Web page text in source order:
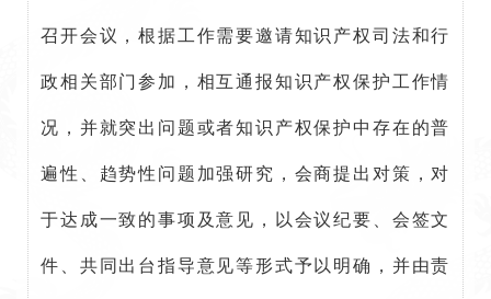
召开会议，根据工作需要邀请知识产权司法和行
政相关部门参加，相互通报知识产权保护工作情
况，并就突出问题或者知识产权保护中存在的普
遍性、趋势性问题加强研究，会商提出对策，对
于达成一致的事项及意见，以会议纪要、会签文
件、共同出台指导意见等形式予以明确，并由责